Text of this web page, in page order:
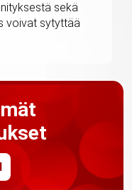
sekä
voivat sytyttää